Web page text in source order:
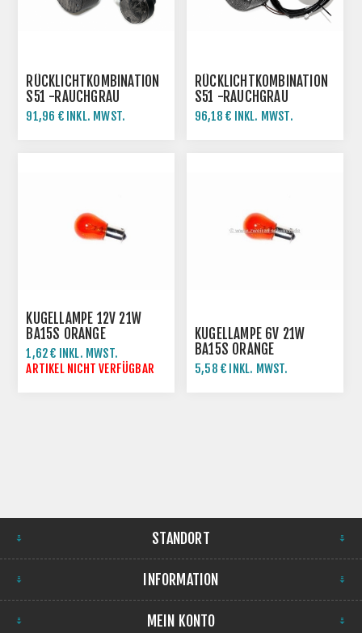
RÜCKLICHTKOMBINATION
S51 -RAUCHGRAU
91,96 € INKL. MWST.
RÜCKLICHTKOMBINATION
S51 -RAUCHGRAU
96,18 € INKL. MWST.
KUGELLAMPE 12V 21W
BA15S ORANGE
1,62 € INKL. MWST.
ARTIKEL NICHT VERFÜGBAR
KUGELLAMPE 6V 21W
BA15S ORANGE
5,58 € INKL. MWST.
STANDORT
INFORMATION
MEIN KONTO